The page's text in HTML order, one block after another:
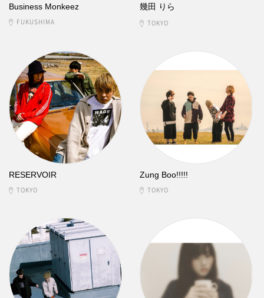
Business Monkeez
FUKUSHIMA
幾田 りら
TOKYO
RESERVOIR
TOKYO
Zung Boo!!!!!
TOKYO